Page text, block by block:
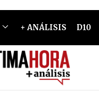
+ ANÁLISIS D10